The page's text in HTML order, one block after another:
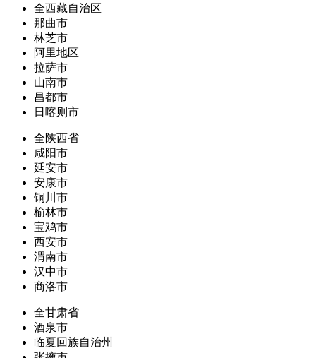
全西藏自治区
那曲市
林芝市
阿里地区
拉萨市
山南市
昌都市
日喀则市
全陕西省
咸阳市
延安市
安康市
铜川市
榆林市
宝鸡市
西安市
渭南市
汉中市
商洛市
全甘肃省
酒泉市
临夏回族自治州